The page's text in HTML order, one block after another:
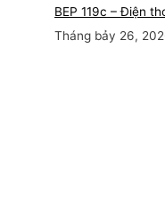
BEP 119c – Điện
Tháng bảy 26,